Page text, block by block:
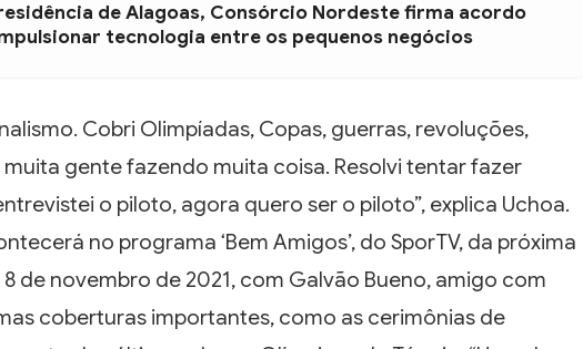
de Alagoas, Consórcio Nordeste firma acordo
tecnologia entre os pequenos negócios
Cobri Olimpíadas, Copas, guerras, revoluções,
gente fazendo muita coisa. Resolvi tentar fazer
o piloto, agora quero ser o piloto”, explica Uchoa.
no programa ‘Bem Amigos’, do SporTV, da próxima
de novembro de 2021, com Galvão Bueno, amigo com
coberturas importantes, como as cerimônias de